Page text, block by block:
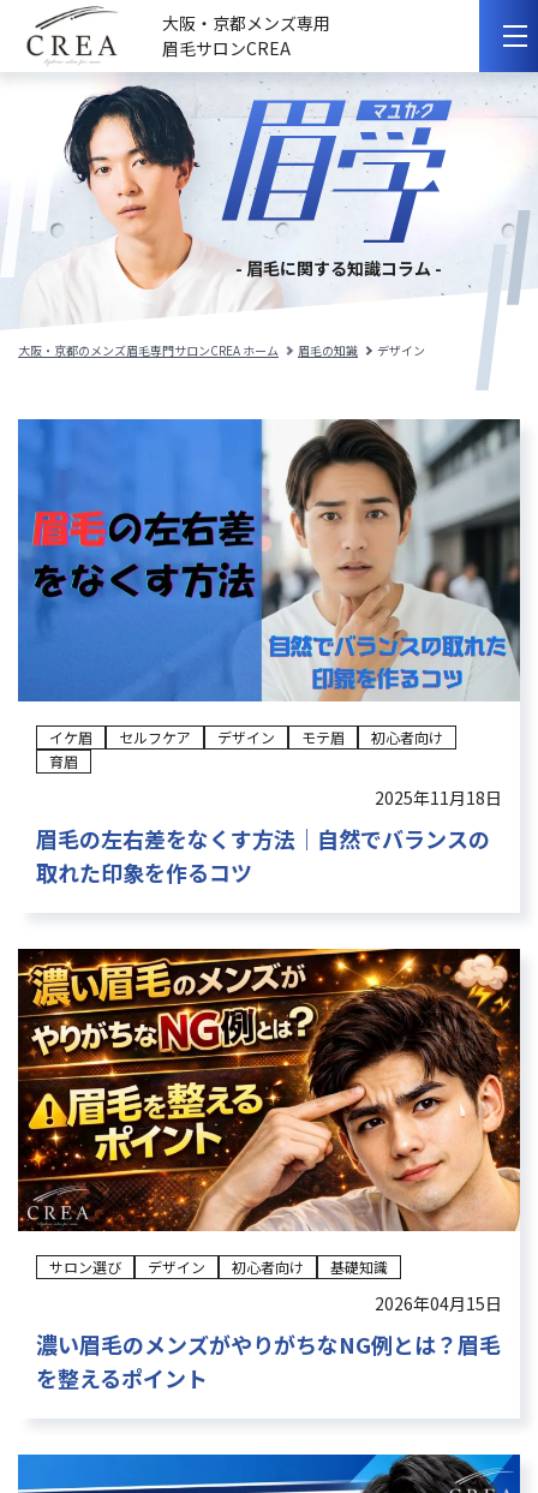
大阪・京都メンズ専用
眉毛サロンCREA
初めての方へ
選ばれる理由
サロンのこだわり
サロンの紹介
料金メニュー
スタッフ紹介
施術事例
施術の流れ
よくある質問
Web予約
大阪堺筋本町店：06-6271-1150
受付時間 12：00～21：00（不定休）
- 眉毛に関する知識コラム -
大阪・京都のメンズ眉毛専門サロンCREA ホーム 眉毛の知識 デザイン
イケ眉 セルフケア デザイン モテ眉
初心者向け
育眉
2025年11月18日
眉毛の左右差をなくす方法｜自然でバランスの
取れた印象を作るコツ
サロン選び デザイン 初心者向け 基礎知識
2026年04月15日
濃い眉毛のメンズがやりがちなNG例とは？眉毛
を整えるポイント